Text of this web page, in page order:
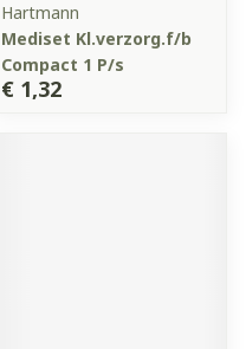
Hartmann
Mediset Kl.verzorg.f/b
Compact 1 P/s
€ 1,32